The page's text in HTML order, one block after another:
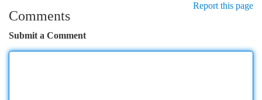
Report this page
Comments
Submit a Comment